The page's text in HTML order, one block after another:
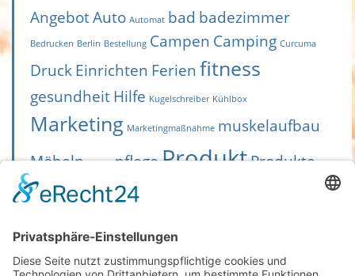
AngebotAuto Automat bad badezimmer
Bedrucken Berlin Bestellung Campen Camping Curcuma
Druck Einrichten Ferienfitness
gesundheit Hilfe Kugelschreiber Kühlbox
Marketing Marketingmaßnahme muskelaufbau
Möbeln Nüsse pflegeProduktProdukte
Scooter seniorensport
Urlaub